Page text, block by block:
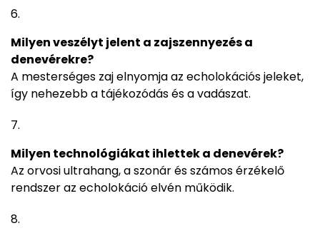
Milyen veszélyt jelent a zajszennyezés a
denevérekre?
A mesterséges zaj elnyomja az echolokációs jeleket,
így nehezebb a tájékozódás és a vadászat.
Milyen technológiákat ihlettek a denevérek?
Az orvosi ultrahang, a szonár és számos érzékelő
rendszer az echolokáció elvén működik.